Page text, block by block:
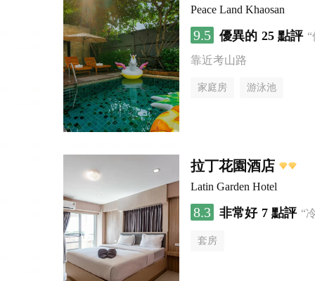
Peace Land Khaosan
9.5 優異的 25 點評
靠近考山路
家庭房 游泳池
拉丁花園酒店
Latin Garden Hotel
8.3 非常好 7 點評 “
套房